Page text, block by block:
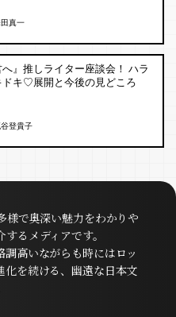
真一
へ』推しライター座談会！ ハラ
ドキ♡展開と今後の見どころ
谷登貴子
様で奥深い魅力をわかりや
るメディアです。
高いながらも時にはロッ
化を続ける、幽遠な日本文